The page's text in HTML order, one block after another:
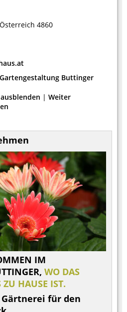
Österreich 4860
Buttinger
| Weiter
IM
WO DAS
ZU HAUSE IST.
für den